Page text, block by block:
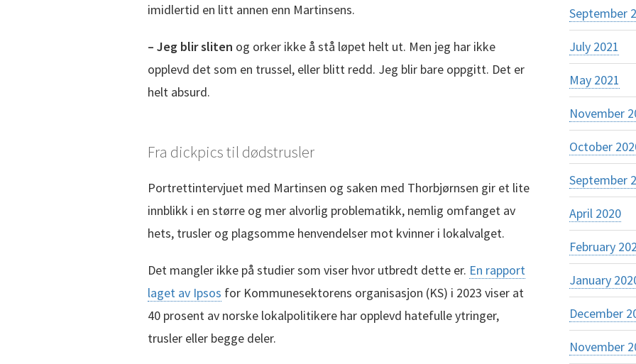
imidlertid en litt annen enn Martinsens.
– Jeg blir sliten og orker ikke å stå løpet helt ut. Men jeg har ikke
opplevd det som en trussel, eller blitt redd. Jeg blir bare oppgitt. Det er
helt absurd.
Fra dickpics til dødstrusler
Portrettintervjuet med Martinsen og saken med Thorbjørnsen gir et lite
innblikk i en større og mer alvorlig problematikk, nemlig omfanget av
hets, trusler og plagsomme henvendelser mot kvinner i lokalvalget.
Det mangler ikke på studier som viser hvor utbredt dette er. En rapport
laget av Ipsos for Kommunesektorens organisasjon (KS) i 2023 viser at
40 prosent av norske lokalpolitikere har opplevd hatefulle ytringer,
trusler eller begge deler.
September
July 2021
May 2021
November
October
September
April 2020
February
January
December
November